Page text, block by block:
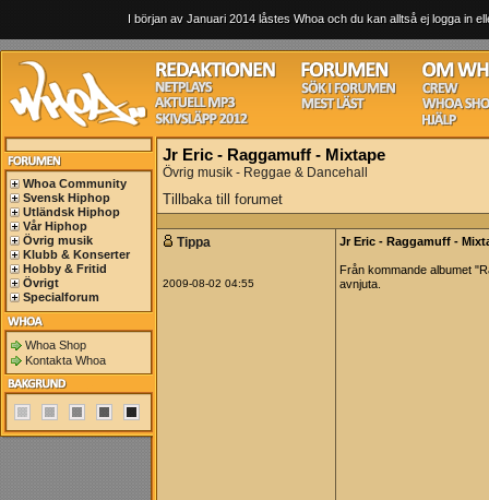
I början av Januari 2014 låstes Whoa och du kan alltså ej logga in
Whoa Community
Svensk Hiphop
Utländsk Hiphop
Vår Hiphop
Övrig musik
Klubb & Konserter
Hobby & Fritid
Övrigt
Specialforum
Whoa Shop
Kontakta Whoa
Jr Eric - Raggamuff - Mixtape
Övrig musik - Reggae & Dancehall
Tillbaka till forumet
Tippa
2009-08-02 04:55
Jr Eric - Raggamuff -
Från kommande albumet
avnjuta.